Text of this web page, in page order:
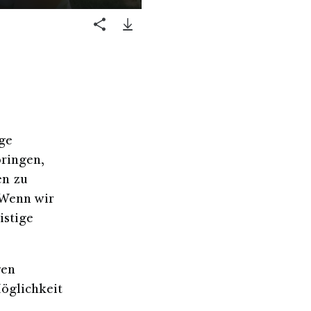
zu
wir